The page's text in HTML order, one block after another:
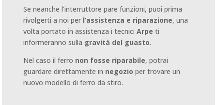
Se neanche l’interruttore pare funzioni, puoi prima
rivolgerti a noi per l’assistenza e riparazione, una
volta portato in assistenza i tecnici Arpe ti
informeranno sulla gravità del guasto.
Nel caso il ferro non fosse riparabile, potrai
guardare direttamente in negozio per trovare un
nuovo modello di ferro da stiro.